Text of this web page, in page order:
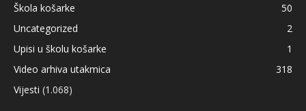
Škola košarke
50
Uncategorized
2
Upisi u školu košarke
1
Video arhiva utakmica
318
Vijesti (1.068)